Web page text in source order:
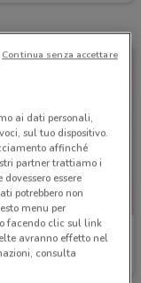
& Sapone
08
ai dati personali,
sul tuo dispositivo.
affinché
partner trattiamo i
essere
potrebbero non
menu per
facendo clic sul link
avranno effetto nel
consulta
Continua senza accettare